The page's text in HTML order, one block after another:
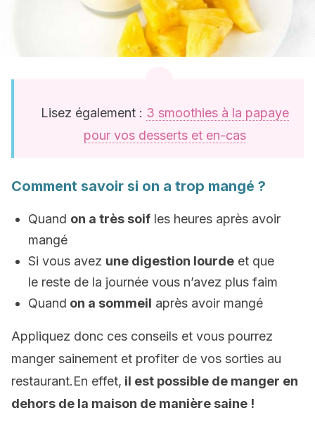
Lisez également : 3 smoothies à la papaye
pour vos desserts et en-cas
Comment savoir si on a trop mangé ?
Quand on a très soif les heures après avoir
mangé
Si vous avez une digestion lourde et que
le reste de la journée vous n’avez plus faim
Quand on a sommeil après avoir mangé
Appliquez donc ces conseils et vous pourrez
manger sainement et profiter de vos sorties au
restaurant.En effet, il est possible de manger en
dehors de la maison de manière saine !